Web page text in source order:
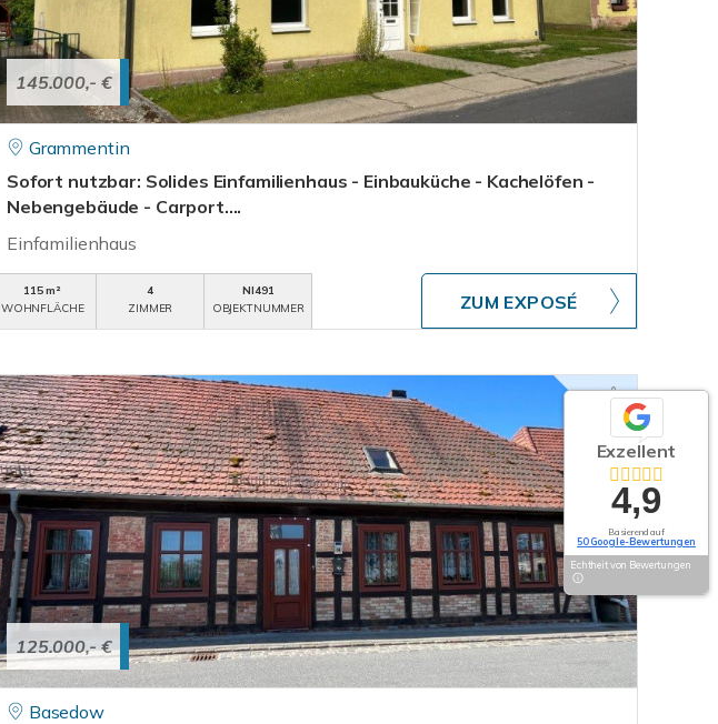
145.000,- €
Grammentin
Sofort nutzbar: Solides Einfamilienhaus - Einbauküche - Kachelöfen -
Nebengebäude - Carport....
Einfamilienhaus
115 m²
WOHNFLÄCHE
4
ZIMMER
NI491
OBJEKTNUMMER
ZUM EXPOSÉ
125.000,- €
Basedow
Exzellent
4,9
Basierend auf
50 Google-Bewertungen
Echtheit von Bewertungen